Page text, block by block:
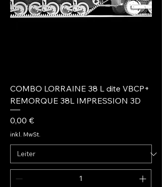
COMBO LORRAINE 38 L dite VBCP+
REMORQUE 38L IMPRESSION 3D
Preis
0,00 €
inkl. MwSt.